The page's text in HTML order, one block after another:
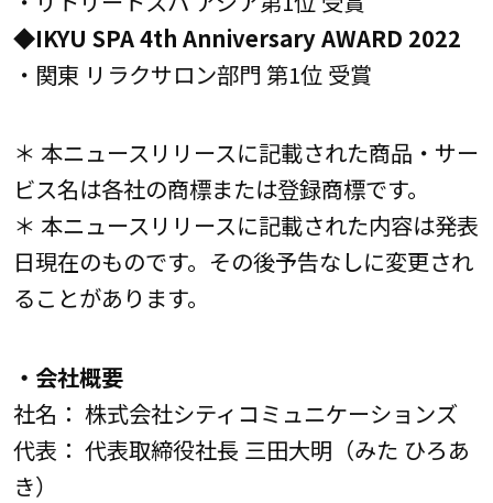
◆IKYU SPA 4th Anniversary AWARD 2022
・関東 リラクサロン部門 第1位 受賞
＊ 本ニュースリリースに記載された商品・サー
ビス名は各社の商標または登録商標です。
＊ 本ニュースリリースに記載された内容は発表
日現在のものです。その後予告なしに変更され
ることがあります。
・会社概要
社名： 株式会社シティコミュニケーションズ
代表： 代表取締役社長 三田大明（みた ひろあ
き）